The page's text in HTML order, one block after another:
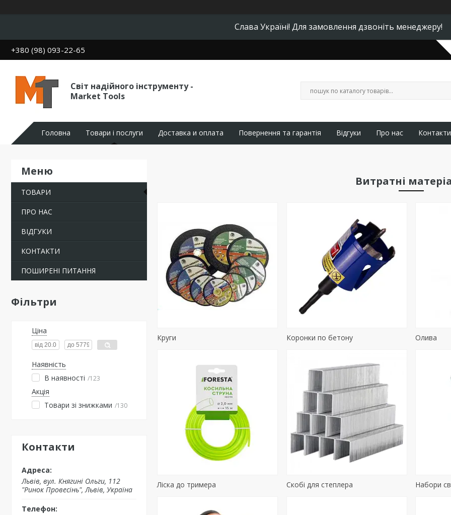
Слава Україні! Для замовлення дзвоніть менеджеру!
+380 (98) 093-22-65
Світ надійного інструменту -
Market Tools
Головна Товари і послуги Доставка и оплата Повернення та гарантія Відгуки Про нас Контакти
ТОВАРИ
ПРО НАС
ВІДГУКИ
КОНТАКТИ
ПОШИРЕНІ ПИТАННЯ
Фільтри
Ціна
Наявність
В наявності
123
Акція
Товари зі знижками
130
Контакти
Львів, вул. Княгині Ольги, 112
"Ринок Провесінь", Львів, Україна
Витратні
Круги Коронки по бетону Олива
Ліска до тримера Скобі для степлера Набори